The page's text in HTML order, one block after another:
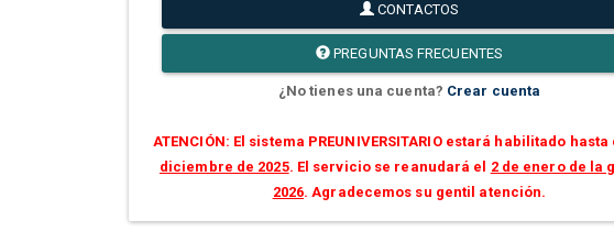
CONTACTOS
PREGUNTAS FRECUENTES
¿No tienes una cuenta? Crear cuenta
ATENCIÓN: El sistema PREUNIVERSITARIO estará habilitado hasta
diciembre de 2025. El servicio se reanudará el 2 de enero de la
2026. Agradecemos su gentil atención.